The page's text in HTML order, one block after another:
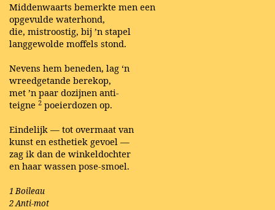
Middenwaarts bemerkte men een
opgevulde waterhond,
die, mistroostig, bij ’n stapel
langgewolde moffels stond.
Nevens hem beneden, lag ‘n
wreedgetande berekop,
met ’n paar dozijnen anti-
teigne 2 poeierdozen op.
Eindelijk — tot overmaat van
kunst en esthetiek gevoel —
zag ik dan de winkeldochter
en haar wassen pose-smoel.
1 Boileau
2 Anti-mot